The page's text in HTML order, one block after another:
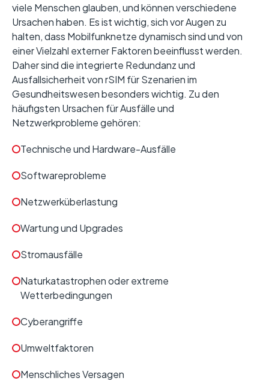
viele Menschen glauben, und können verschiedene
Ursachen haben. Es ist wichtig, sich vor Augen zu
halten, dass Mobilfunknetze dynamisch sind und von
einer Vielzahl externer Faktoren beeinflusst werden.
Daher sind die integrierte Redundanz und
Ausfallsicherheit von rSIM für Szenarien im
Gesundheitswesen besonders wichtig. Zu den
häufigsten Ursachen für Ausfälle und
Netzwerkprobleme gehören:
Technische und Hardware-Ausfälle
Softwareprobleme
Netzwerküberlastung
Wartung und Upgrades
Stromausfälle
Naturkatastrophen oder extreme
Wetterbedingungen
Cyberangriffe
Umweltfaktoren
Menschliches Versagen